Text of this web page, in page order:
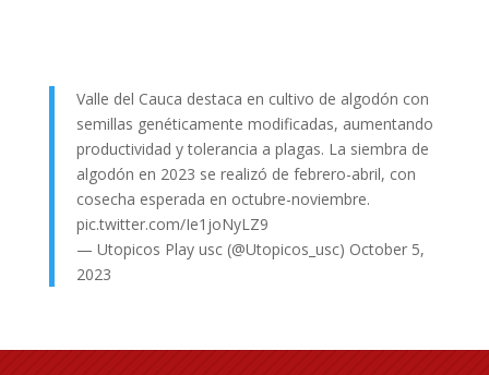
Valle del Cauca destaca en cultivo de algodón con
semillas genéticamente modificadas, aumentando
productividad y tolerancia a plagas. La siembra de
algodón en 2023 se realizó de febrero-abril, con
cosecha esperada en octubre-noviembre.
pic.twitter.com/Ie1joNyLZ9
— Utopicos Play usc (@Utopicos_usc) October 5,
2023